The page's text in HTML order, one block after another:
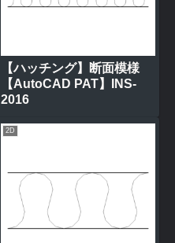
【ハッチング】断面模様
【AutoCAD PAT】INS-
2016
2D